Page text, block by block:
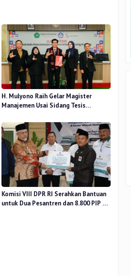
H. Mulyono Raih Gelar Magister
Manajemen Usai Sidang Tesis
Kerja
Komisi VIII DPR RI Serahkan Bantuan
untuk Dua Pesantren dan 8.800 PIP di